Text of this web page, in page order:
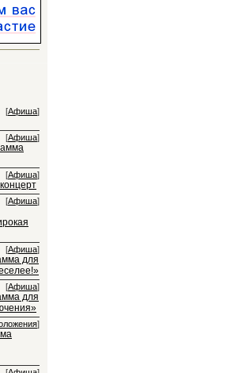
[Афиша]
[Афиша]
[Афиша]
[Афиша]
[Афиша]
для
[Афиша]
для
]